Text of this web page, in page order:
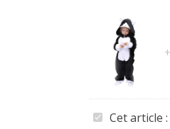
Grenouillère
Cet article :